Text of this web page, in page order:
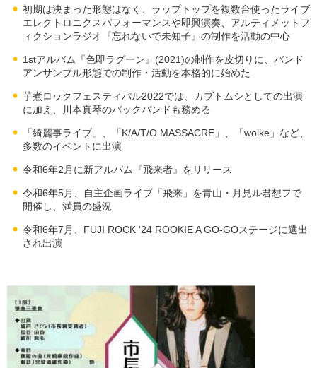
初期は決まった形態はなく、ラップトップを複数台使ったライブ
エレクトロニクスパフォーマンスや即興演奏、アルティメットフ
ィクションラジオ『忘れないで未知子』の制作を活動の中心
1stアルバム『色即ラグーン』(2021)の制作を皮切りに、バンド
アンサンブル形態での制作・活動を本格的に始めた
芋煮ロックフェスティバル2022では、カブトムシとしての出演
に加え、川本真琴のバックバンドも務める
「綺麗事ライブ」、「K/A/T/O MASSACRE」、「wolke」など、
多数のイベントに出演
令和6年2月に新アルバム『飛来者』をリリース
令和6年5月、自主企画ライブ「飛来」を青山・月見ル君想フで
開催し、満員の盛況
令和6年7月、FUJI ROCK '24 ROOKIE A GO-GOステージに選出
され出演